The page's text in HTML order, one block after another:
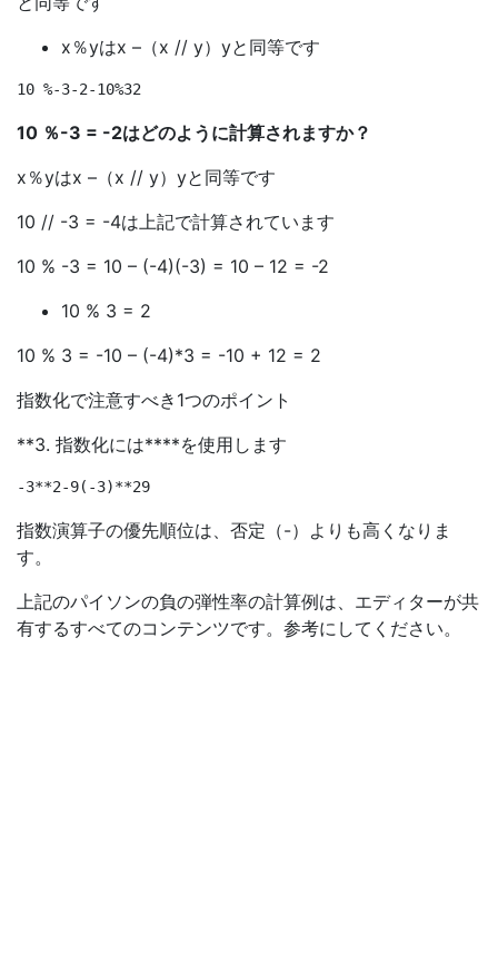
x％yはx –（x // y）yと同等です
10 ％-3 = -2はどのように計算されますか？
x％yはx –（x // y）yと同等です
10 // -3 = -4は上記で計算されています
10 % -3 = 10 – (-4)(-3) = 10 – 12 = -2
10 % 3 = 2
10 % 3 = -10 – (-4)*3 = -10 + 12 = 2
指数化で注意すべき1つのポイント
**3. 指数化には****を使用します
指数演算子の優先順位は、否定（-）よりも高くなりま
す。
上記のパイソンの負の弾性率の計算例は、エディターが共
有するすべてのコンテンツです。参考にしてください。